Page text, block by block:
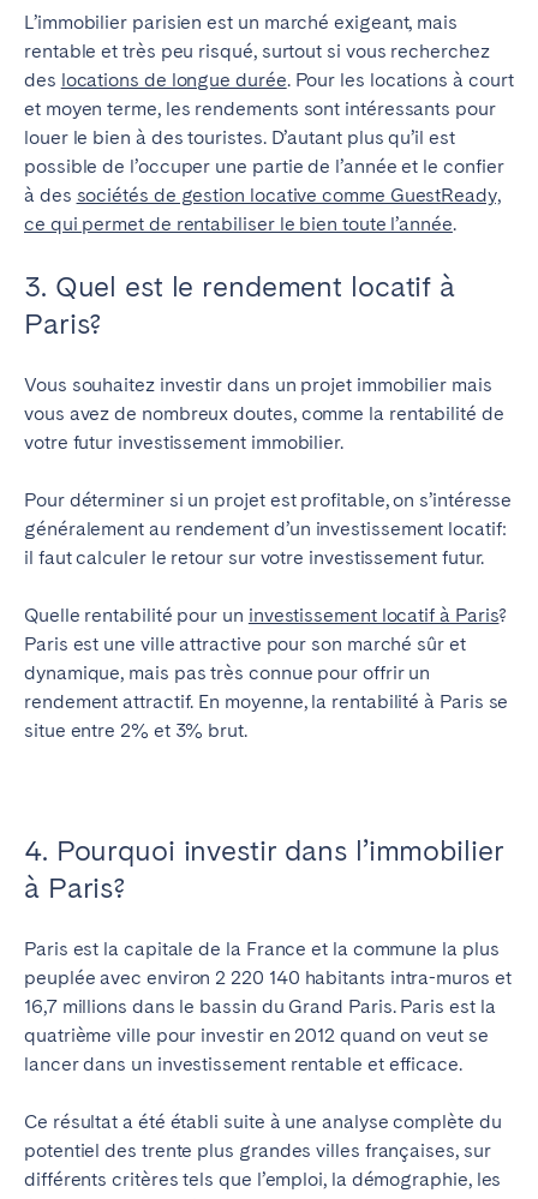
L’immobilier parisien est un marché exigeant, mais
rentable et très peu risqué, surtout si vous recherchez
des locations de longue durée. Pour les locations à court
et moyen terme, les rendements sont intéressants pour
louer le bien à des touristes. D’autant plus qu’il est
possible de l’occuper une partie de l’année et le confier
à des sociétés de gestion locative comme GuestReady,
ce qui permet de rentabiliser le bien toute l’année.
3. Quel est le rendement locatif à
Paris?
Vous souhaitez investir dans un projet immobilier mais
vous avez de nombreux doutes, comme la rentabilité de
votre futur investissement immobilier.
Pour déterminer si un projet est profitable, on s’intéresse
généralement au rendement d’un investissement locatif:
il faut calculer le retour sur votre investissement futur.
Quelle rentabilité pour un investissement locatif à Paris?
Paris est une ville attractive pour son marché sûr et
dynamique, mais pas très connue pour offrir un
rendement attractif. En moyenne, la rentabilité à Paris se
situe entre 2% et 3% brut.
4. Pourquoi investir dans l’immobilier
à Paris?
Paris est la capitale de la France et la commune la plus
peuplée avec environ 2 220 140 habitants intra-muros et
16,7 millions dans le bassin du Grand Paris. Paris est la
quatrième ville pour investir en 2012 quand on veut se
lancer dans un investissement rentable et efficace.
Ce résultat a été établi suite à une analyse complète du
potentiel des trente plus grandes villes françaises, sur
différents critères tels que l’emploi, la démographie, les